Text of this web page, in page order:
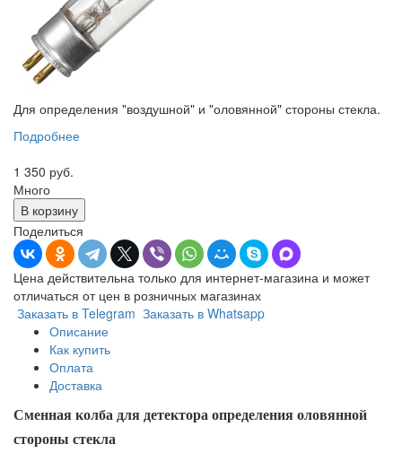
Для определения "воздушной" и "оловянной" стороны стекла.
Подробнее
1 350 руб.
Много
В корзину
Поделиться
Цена действительна только для интернет-магазина и может
отличаться от цен в розничных магазинах
Заказать в Telegram Заказать в Whatsapp
Описание
Как купить
Оплата
Доставка
Сменная колба для детектора определения оловянной
стороны стекла